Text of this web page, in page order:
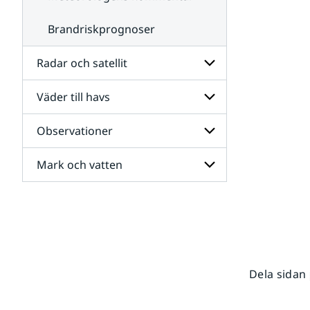
Brandriskprognoser
Radar och satellit
Undersidor
för
Radar
och
satellit
Väder till havs
Undersidor
för
Väder
till
havs
Observationer
Undersidor
för
Mark och vatten
Dela sidan